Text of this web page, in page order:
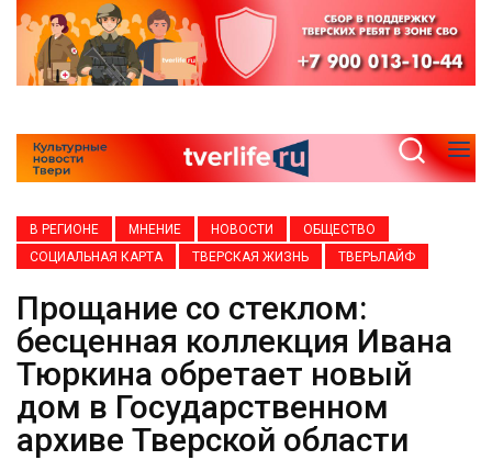
В РЕГИОНЕ МНЕНИЕ НОВОСТИ
ОБЩЕСТВО
СОЦИАЛЬНАЯ КАРТА
ТВЕРСКАЯ ЖИЗНЬ ТВЕРЬЛАЙФ
Прощание со стеклом:
бесценная коллекция Ивана
Тюркина обретает новый
дом в Государственном
архиве Тверской области